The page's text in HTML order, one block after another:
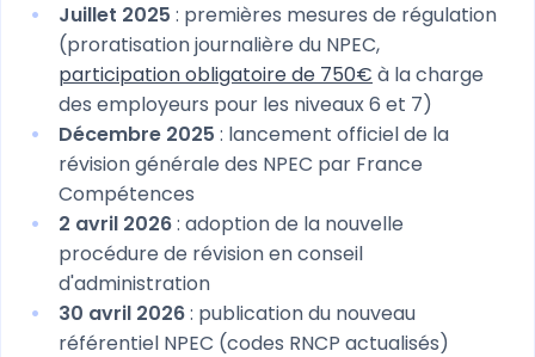
Juillet 2025 : premières mesures de régulation
(proratisation journalière du NPEC,
participation obligatoire de 750€ à la charge
des employeurs pour les niveaux 6 et 7)
Décembre 2025 : lancement officiel de la
révision générale des NPEC par France
Compétences
2 avril 2026: adoption de la nouvelle
procédure de révision en conseil
d'administration
30 avril 2026: publication du nouveau
référentiel NPEC (codes RNCP actualisés)